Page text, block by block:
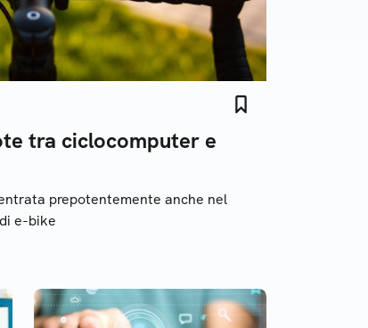
tra ciclocomputer e
prepotentemente anche nel
e-bike